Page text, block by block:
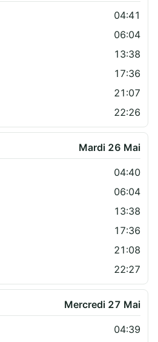
04:41
06:04
13:38
17:36
21:07
22:26
Mardi 26 Mai
04:40
06:04
13:38
17:36
21:08
22:27
Mercredi 27 Mai
04:39